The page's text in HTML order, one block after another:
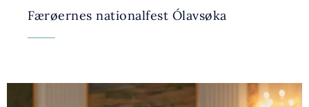
Færøernes nationalfest Ólavsøka